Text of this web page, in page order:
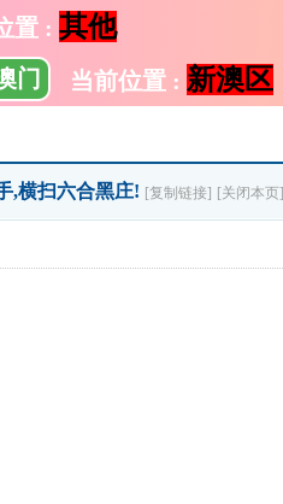
置 : 其他
门 当前位置 : 新澳区
,横扫六合黑庄! [复制链接] [关闭本页]